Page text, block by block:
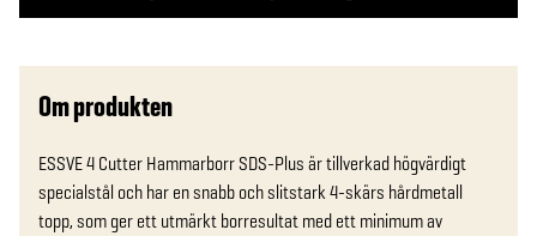
Om produkten
ESSVE 4 Cutter Hammarborr SDS-Plus är tillverkad högvärdigt
specialstål och har en snabb och slitstark 4-skärs hårdmetall
topp, som ger ett utmärkt borresultat med ett minimum av